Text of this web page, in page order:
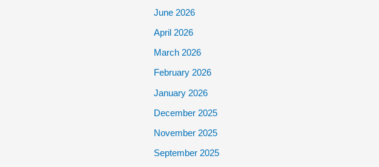
June 2026
April 2026
March 2026
February 2026
January 2026
December 2025
November 2025
September 2025